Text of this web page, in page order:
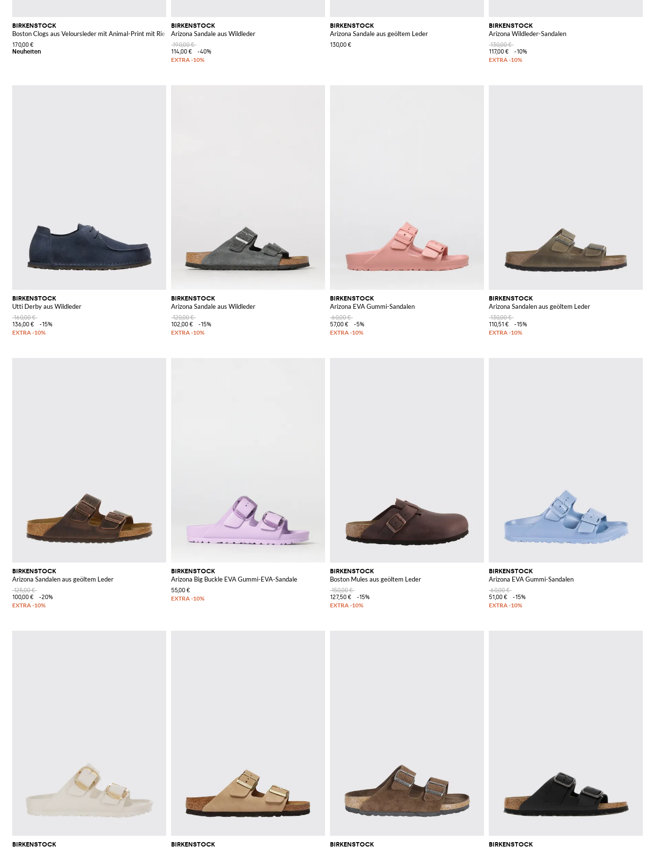
BIRKENSTOCK
Boston Clogs aus Veloursleder mit Animal-Print mit Riemen
170,00 €
BIRKENSTOCK
Arizona Sandale aus Wildleder
190,00 €
114,00 €
-40%
BIRKENSTOCK
Arizona Sandale aus geöltem Leder
130,00 €
BIRKENSTOCK
Arizona Wildleder-Sandalen
130,00 €
117,00 €
-10%
BIRKENSTOCK
Utti Derby aus Wildleder
160,00 €
136,00 €
-15%
BIRKENSTOCK
Arizona Sandale aus Wildleder
120,00 €
102,00 €
-15%
BIRKENSTOCK
Arizona EVA Gummi-Sandalen
60,00 €
57,00 €
-5%
BIRKENSTOCK
Arizona Sandalen aus geöltem Leder
130,00 €
110,51 €
-15%
BIRKENSTOCK
Arizona Sandalen aus geöltem Leder
125,00 €
100,00 €
-20%
BIRKENSTOCK
Arizona Big Buckle EVA Gummi-EVA-Sandale
55,00 €
BIRKENSTOCK
Boston Mules aus geöltem Leder
150,00 €
127,50 €
-15%
BIRKENSTOCK
Arizona EVA Gummi-Sandalen
60,00 €
51,00 €
-15%
BIRKENSTOCK BIRKENSTOCK BIRKENSTOCK BIRKENSTOCK